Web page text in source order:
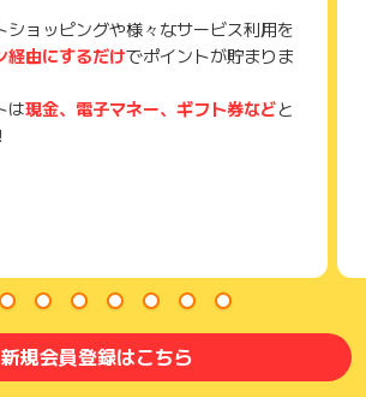
ラック
ｏｎ５ モンスターハンターワイルズ 同
ｏｎ５ デジタル・エディション モンス
ズ 同梱版
ｏｎ Ｐｏｒｔａｌ リモートプレーヤ
ーサリー リミテッドエディション
ｉｏｎ ５ デジタル・エディション ３０
リミテッドエディション 特別セット
ｅ Ｅｄｇｅ ワイヤレスコントローラー
リー リミテッドエディション
ショッピングや様々なサービス利用を
経由にするだけでポイントが貯まりま
は現金、電子マネー、ギフト券などと
新規会員登録はこちら